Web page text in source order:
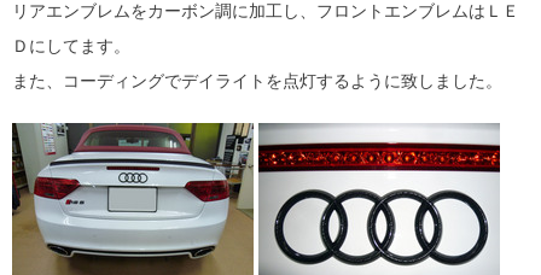
リアエンブレムをカーボン調に加工し、フロントエンブレムはＬＥ
Ｄにしてます。
また、コーディングでデイライトを点灯するように致しました。